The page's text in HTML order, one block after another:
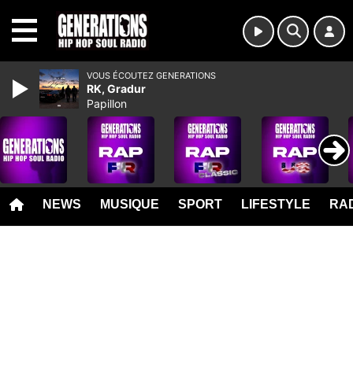
NEWS MUSIQUE SPORT LIFESTYLE
VOUS ÉCOUTEZ GENERATIONS
RK, Gradur
Papillon